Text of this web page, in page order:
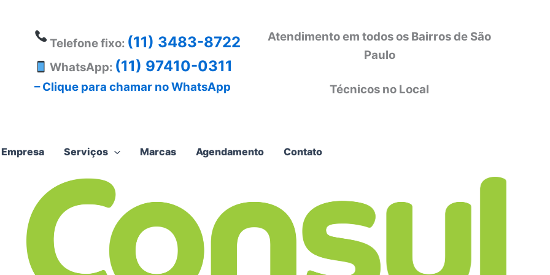
Telefone fixo: (11) 3483-8722
WhatsApp: (11) 97410-0311
– Clique para chamar no WhatsApp
Atendimento em todos os Bairros de São
Paulo
Técnicos no Local
Empresa Serviços Marcas Agendamento Contato